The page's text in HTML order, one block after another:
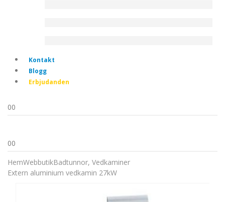
Kontakt
Blogg
Erbjudanden
00
00
HemWebbutikBadtunnor, Vedkaminer
Extern aluminium vedkamin 27kW